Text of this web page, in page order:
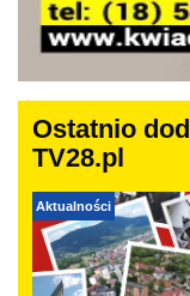
Ostatnio
TV28.pl
Aktualności